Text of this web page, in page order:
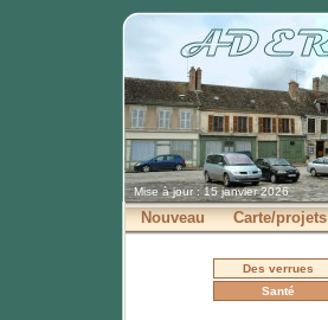
Mise à jour : 15 janvier 2026
Nouveau Carte/projets
Des verrues
Santé